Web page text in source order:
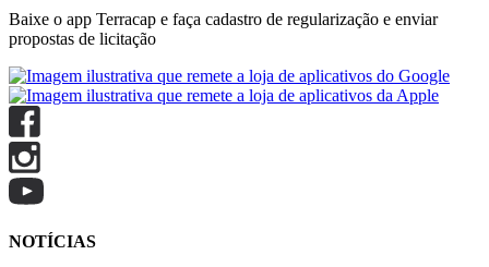
Baixe o app Terracap e faça cadastro de regularização e enviar
propostas de licitação
NOTÍCIAS